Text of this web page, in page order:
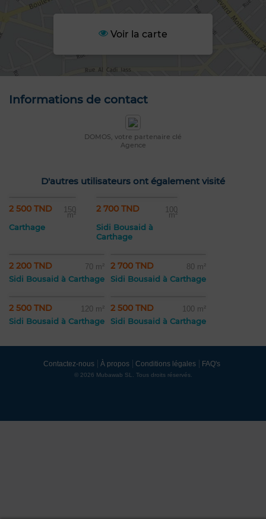
Voir la carte
Informations de contact
DOMOS, votre partenaire clé
Agence
D'autres utilisateurs ont également visité
2 500 TND 150
m²
Carthage
2 700 TND 100
m²
Sidi Bousaid à
Carthage
2 200 TND 70 m²
Sidi Bousaid à Carthage
2 700 TND 80 m²
Sidi Bousaid à Carthage
2 500 TND 120 m²
Sidi Bousaid à Carthage
2 500 TND 100 m²
Sidi Bousaid à Carthage
Contactez-nous À propos Conditions légales FAQ's
© 2026 Mubawab SL. Tous droits réservés.